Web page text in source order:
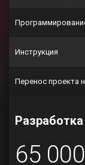
Инструкция
Перенос проекта
65